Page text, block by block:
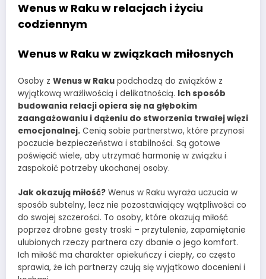
Wenus w Raku w relacjach i życiu
codziennym
Wenus w Raku w związkach miłosnych
Osoby z Wenus w Raku podchodzą do związków z
wyjątkową wrażliwością i delikatnością. Ich sposób
budowania relacji opiera się na głębokim
zaangażowaniu i dążeniu do stworzenia trwałej więzi
emocjonalnej. Cenią sobie partnerstwo, które przynosi
poczucie bezpieczeństwa i stabilności. Są gotowe
poświęcić wiele, aby utrzymać harmonię w związku i
zaspokoić potrzeby ukochanej osoby.
Jak okazują miłość? Wenus w Raku wyraża uczucia w
sposób subtelny, lecz nie pozostawiający wątpliwości co
do swojej szczerości. To osoby, które okazują miłość
poprzez drobne gesty troski – przytulenie, zapamiętanie
ulubionych rzeczy partnera czy dbanie o jego komfort.
Ich miłość ma charakter opiekuńczy i ciepły, co często
sprawia, że ich partnerzy czują się wyjątkowo docenieni i